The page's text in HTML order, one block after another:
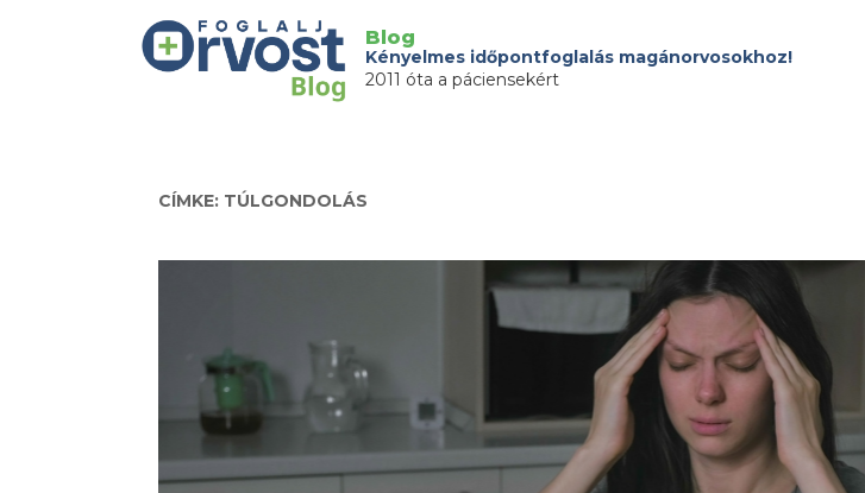
Blog
Kényelmes időpontfoglalás magánorvosokhoz!
2011 óta a páciensekért
CÍMKE: TÚLGONDOLÁS